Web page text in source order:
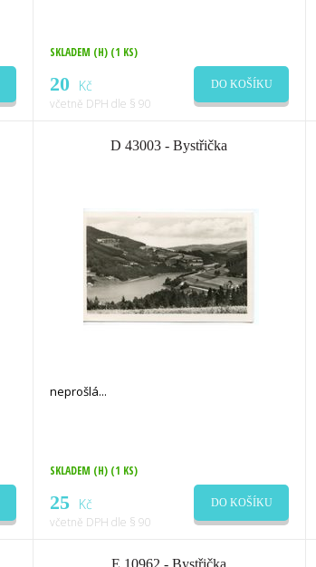
SKLADEM (H) (1 KS)
20 Kč
včetně DPH dle § 90
DO KOŠÍKU
D 43003 - Bystřička
neprošlá
SKLADEM (H) (1 KS)
25 Kč
včetně DPH dle § 90
DO KOŠÍKU
E 10962 - Bystřička